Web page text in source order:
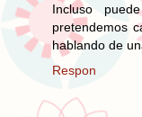
Incluso
pretendemos
hablando de
Respon